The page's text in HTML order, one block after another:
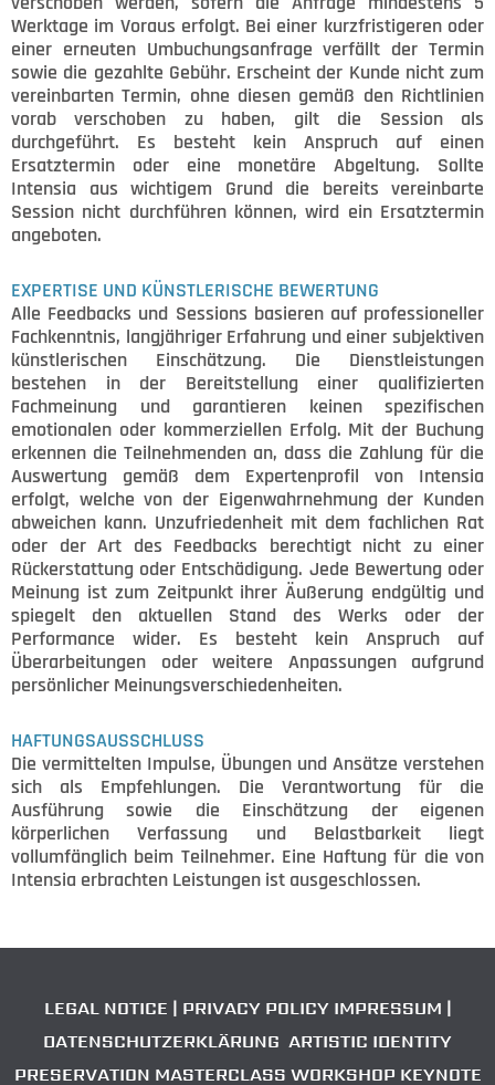
Werktage im Voraus erfolgt. Bei einer kurzfristigeren oder
einer erneuten Umbuchungsanfrage verfällt der Termin
sowie die gezahlte Gebühr. Erscheint der Kunde nicht zum
vereinbarten Termin, ohne diesen gemäß den Richtlinien
vorab verschoben zu haben, gilt die Session als
durchgeführt. Es besteht kein Anspruch auf einen
Ersatztermin oder eine monetäre Abgeltung. Sollte
Intensia aus wichtigem Grund die bereits vereinbarte
Session nicht durchführen können, wird ein Ersatztermin
angeboten.
EXPERTISE UND KÜNSTLERISCHE BEWERTUNG
Alle Feedbacks und Sessions basieren auf professioneller
Fachkenntnis, langjähriger Erfahrung und einer subjektiven
künstlerischen Einschätzung. Die Dienstleistungen
bestehen in der Bereitstellung einer qualifizierten
Fachmeinung und garantieren keinen spezifischen
emotionalen oder kommerziellen Erfolg. Mit der Buchung
erkennen die Teilnehmenden an, dass die Zahlung für die
Auswertung gemäß dem Expertenprofil von Intensia
erfolgt, welche von der Eigenwahrnehmung der Kunden
abweichen kann. Unzufriedenheit mit dem fachlichen Rat
oder der Art des Feedbacks berechtigt nicht zu einer
Rückerstattung oder Entschädigung. Jede Bewertung oder
Meinung ist zum Zeitpunkt ihrer Äußerung endgültig und
spiegelt den aktuellen Stand des Werks oder der
Performance wider. Es besteht kein Anspruch auf
Überarbeitungen oder weitere Anpassungen aufgrund
persönlicher Meinungsverschiedenheiten.
HAFTUNGSAUSSCHLUSS
Die vermittelten Impulse, Übungen und Ansätze verstehen
sich als Empfehlungen. Die Verantwortung für die
Ausführung sowie die Einschätzung der eigenen
körperlichen Verfassung und Belastbarkeit liegt
vollumfänglich beim Teilnehmer. Eine Haftung für die von
Intensia erbrachten Leistungen ist ausgeschlossen.
LEGAL NOTICE | PRIVACY POLICY IMPRESSUM |
DATENSCHUTZERKLÄRUNG ARTISTIC IDENTITY
PRESERVATION MASTERCLASS WORKSHOP KEYNOTE